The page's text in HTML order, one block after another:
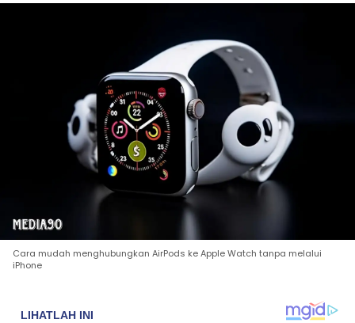
Cara mudah menghubungkan AirPods ke Apple Watch tanpa melalui
iPhone